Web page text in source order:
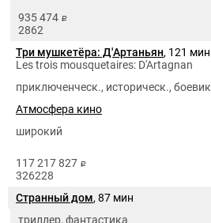
935 474 руб.
2862
Три мушкетёра: Д'Артаньян, 121 мин
Les trois mousquetaires: D'Artagnan
приключенческ., историческ., боевик
Атмосфера кино
широкий
117 217 827 руб.
326228
Странный дом, 87 мин
триллер, фантастика